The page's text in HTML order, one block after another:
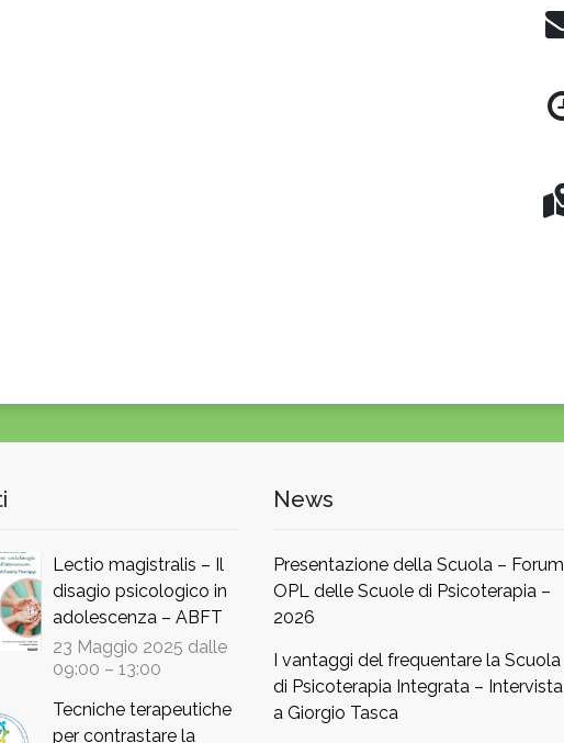
Lectio magistralis – Il
disagio psicologico in
adolescenza – ABFT
23 Maggio 2025 dalle
09:00 –13:00
Tecniche terapeutiche
per contrastare la
News
Presentazione della Scuola – Forum
OPL delle Scuole di Psicoterapia –
2026
I vantaggi del frequentare la Scuola
di Psicoterapia Integrata – Intervista
a Giorgio Tasca